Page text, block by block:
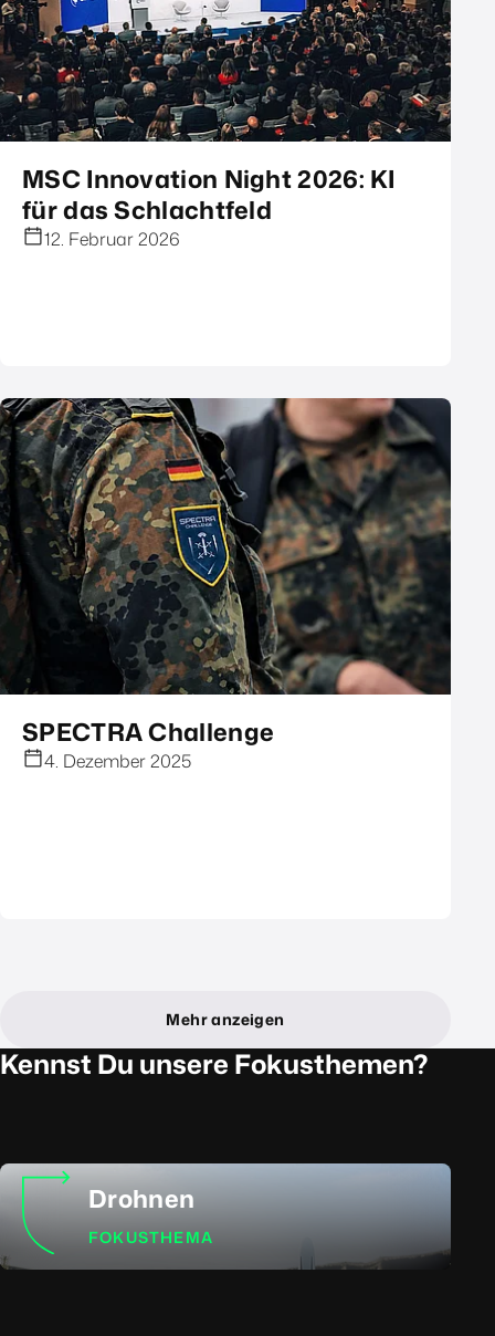
MSC Innovation Night 2026: KI
für das Schlachtfeld
12. Februar 2026
SPECTRA Challenge
4. Dezember 2025
Mehr anzeigen
Kennst Du unsere Fokusthemen?
Drohnen
FOKUSTHEMA